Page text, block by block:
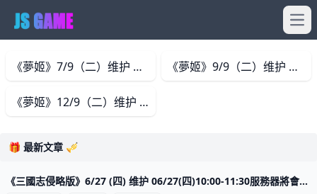
《夢姬》7/9（二）维护 各位总裁大人， 我们在 2025年7月9日(三) 14:30 (GMT+8) 进行了紧急维护更新。 以下是紧急维护中更新的项目： 灾厄屠猎 由于伺服器出现异常问题，令伤害计算出 《夢姬》9/9（二）维护 各位总裁大人， 我们将于 2025年9月9日(周二) 10:00 (GMT+8) 进行维护更新， 预计于 14:00 (GMT+8) 完成维护，期间玩家将无法登录及进行游戏。为避免不必要的损失，请在
《夢姬》12/9（二）维护 各位总裁大人， 我们将于 2025年12月9日(二) 10:00 (GMT+8) 进行维护更新 预计于18:00 (GMT+8) 完成维护过程，请耐心等候。 期间玩家将无法登入及进行游戏。 为
🎁 最新文章 🎺
《三國志侵略版》6/27 (四) 维护 06/27(四)10:00-11:30服務器將會停機維護， 維護前請記得領取獎勵，並且提早下線，感謝您的支持。 ★SP蓋聶卡池限時返場 ★神威將軍